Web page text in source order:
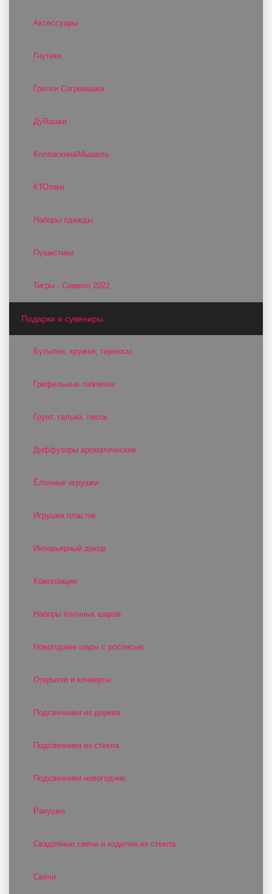
Аксессуары
Гнутики
Грелки Согревашки
ДуRашки
Колбаскин&Мышель
КТОтики
Наборы одежды
Пушистики
Тигры - Символ 2022
Подарки и сувениры
Бутылки, кружки, термосы
Грифельные таблички
Грунт, галька, песок
Диффузоры ароматические
Ёлочные игрушки
Игрушки пластик
Интерьерный декор
Композиции
Наборы ёлочных шаров
Новогодние шары с росписью
Открытки и конверты
Подсвечники из дерева
Подсвечники из стекла
Подсвечники новогодние
Ракушки
Свадебные свечи и изделия из стекла
Свечи